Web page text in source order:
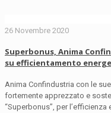
26 Novembre 2020
Superbonus, Anima
su efficientamento
Anima Confindustria con le
fortemente apprezzato e
“Superbonus”, per l’efficienza